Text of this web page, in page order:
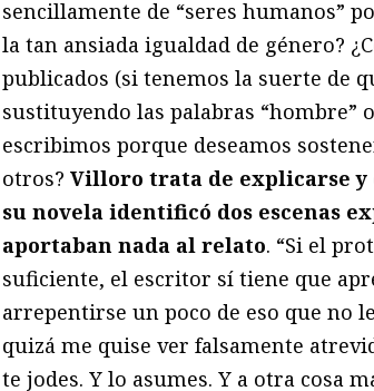
sencillamente de “seres humanos”
la tan ansiada igualdad de género?
publicados (si tenemos la suerte de
sustituyendo las palabras “hombre”
escribimos porque deseamos
otros? Villoro trata de explicarse y
su novela identificó dos escenas
aportaban nada al relato. “Si el
suficiente, el escritor sí tiene que
arrepentirse un poco de eso que no
quizá me quise ver falsamente
te jodes. Y lo asumes. Y a otra cosa